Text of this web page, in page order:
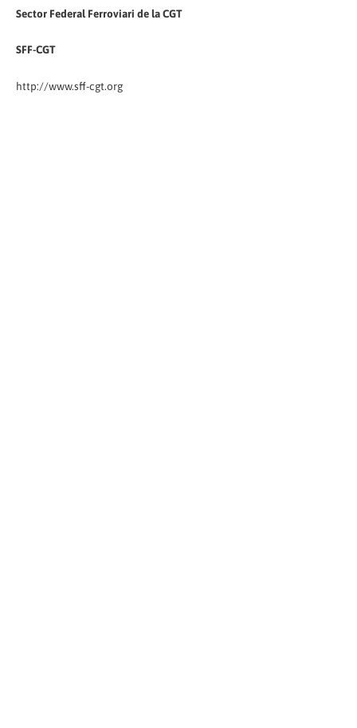
Sector Federal Ferroviari de la CGT
SFF-CGT
http://www.sff-cgt.org